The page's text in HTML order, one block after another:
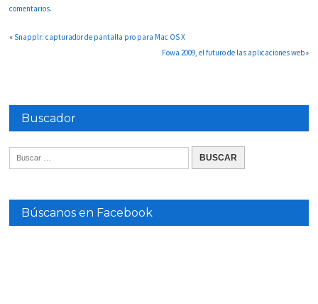
comentarios.
« Snapplr: capturador de pantalla pro para Mac OS X
Fowa 2009, el futuro de las aplicaciones web»
Buscador
Búscanos en Facebook